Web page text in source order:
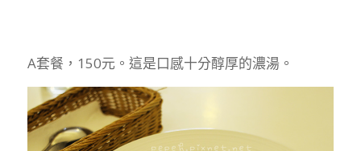
A套餐，150元。這是口感十分醇厚的濃湯。